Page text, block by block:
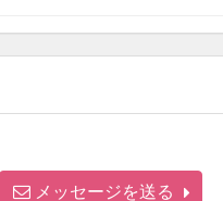
メッセージを送る